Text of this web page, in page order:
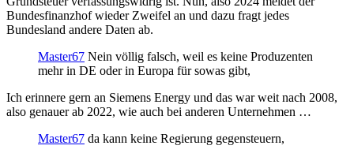
Bundesfinanzhof wieder Zweifel an und dazu fragt jedes
Bundesland andere Daten ab.
Master67 Nein völlig falsch, weil es keine Produzenten
mehr in DE oder in Europa für sowas gibt,
Ich erinnere gern an Siemens Energy und das war weit nach 2008,
also genauer ab 2022, wie auch bei anderen Unternehmen …
Master67 da kann keine Regierung gegensteuern,